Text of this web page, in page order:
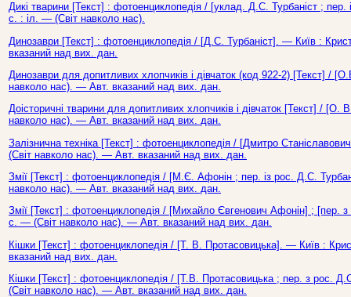
Дикі тварини [Текст] : фотоенциклопедія / [уклад. Д.С. Турбаніст ;
с. : іл. — (Світ навколо нас).
Динозаври [Текст] : фотоенциклопедія / [Д.С. Турбаніст]. — Київ :
вказаний над вих. дан.
Динозаври для допитливих хлопчиків і дівчаток (код 922-2) [Текст]
навколо нас). — Авт. вказаний над вих. дан.
Доісторичні тварини для допитливих хлопчиків і дівчаток [Текст] /
навколо нас). — Авт. вказаний над вих. дан.
Залізнична техніка [Текст] : фотоенциклопедія / [Дмитро
(Світ навколо нас). — Авт. вказаний над вих. дан.
Змії [Текст] : фотоенциклопедія / [М.Є. Афонін ; пер. із рос. Д.С.
навколо нас). — Авт. вказаний над вих. дан.
Змії [Текст] : фотоенциклопедія / [Михайло Євгенович Афонін] ;
с. — (Світ навколо нас). — Авт. вказаний над вих. дан.
Кішки [Текст] : фотоенциклопедія / [Т. В. Протасовицька]. — Київ :
вказаний над вих. дан.
Кішки [Текст] : фотоенциклопедія / [Т.В. Протасовицька ; пер. з рос.
(Світ навколо нас). — Авт. вказаний над вих. дан.